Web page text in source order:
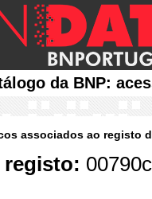
da BNP:
associados ao registo
registo: